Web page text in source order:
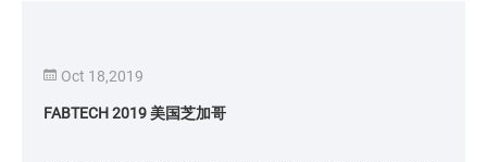
Oct 18,2019
FABTECH 2019 美国芝加哥